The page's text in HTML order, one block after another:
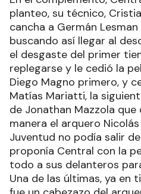
planteo, su técnico,
cancha a Germán Lesman
buscando así llegar al
el desgaste del primer
replegarse y le cedió la
Diego Magno primero, y
Matías Mariatti, la
de Jonathan Mazzola que
manera el arquero
Juventud no podía salir
proponía Central con la
todo a sus delanteros
Una de las últimas, ya en